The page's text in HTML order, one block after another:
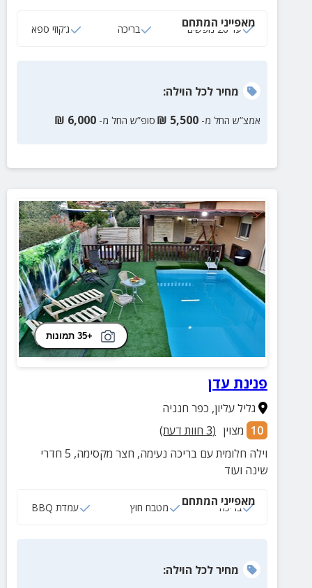
מאפייני המתחם
עד 26 נופשים בריכה ג‘קוזי ספא
מחירלכל הוילה:
אמצ”ש החל מ- 5,500
₪ סופ”ש החל מ- 6,000
₪
+35 תמונות
פנינת עדן
גליל עליון, כפר חנניה
10 מצוין (
3 חוות דעת)
וילה חלומית עם בריכה נעימה, חצר מקסימה, 5 חדרי
שינה ועוד
מאפייני המתחם
בריכה מטבח חוץ עמדת BBQ
מחירלכל הוילה: